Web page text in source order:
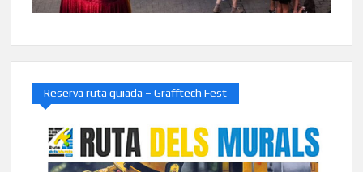
Reserva ruta guiada – Grafftech Fest